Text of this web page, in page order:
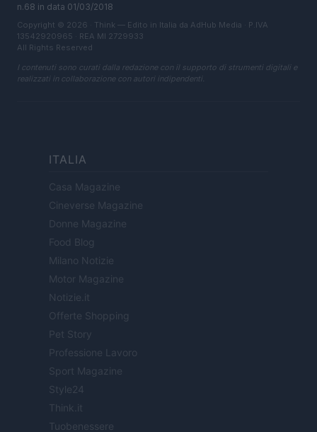
n.68 in data 01/03/2018
Copyright © 2026 · Think — Edito in Italia da AdHub Media · P.IVA
13542920965 · REA MI 2729933
All Rights Reserved
I contenuti sono curati dalla redazione con il supporto di strumenti digitali e
realizzati in collaborazione con autori indipendenti.
ITALIA
Casa Magazine
Cineverse Magazine
Donne Magazine
Food Blog
Milano Notizie
Motor Magazine
Notizie.it
Offerte Shopping
Pet Story
Professione Lavoro
Sport Magazine
Style24
Think.it
Tuobenessere